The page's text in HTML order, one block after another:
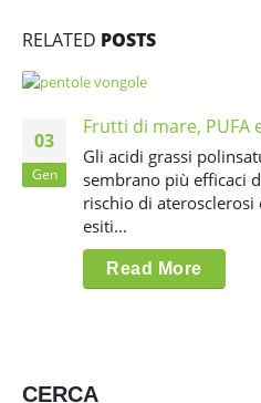
RELATED POSTS
03
Gen
Frutti di mare,
Gli acidi grassi
sembrano più efficaci
rischio di aterosclerosi
esiti...
Read More
CERCA